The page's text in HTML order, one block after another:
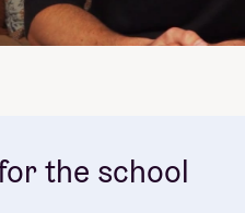
the school